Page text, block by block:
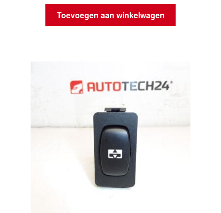
Toevoegen aan winkelwagen